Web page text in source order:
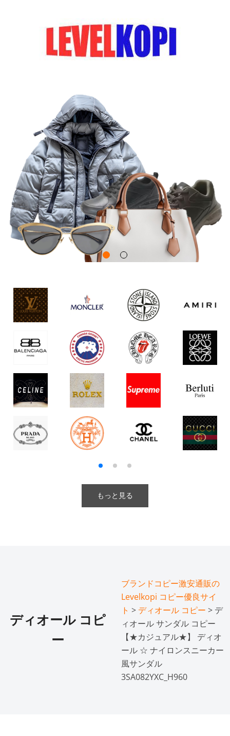
もっと見る
ディオール コピ
ー
ブランドコピー激安通販の
Levelkopi コピー優良サイ
ト > ディオール コピー > デ
ィオール サンダル コピー
【★カジュアル★】 ディオ
ール ☆ ナイロンスニーカー
風サンダル
3SA082YXC_H960